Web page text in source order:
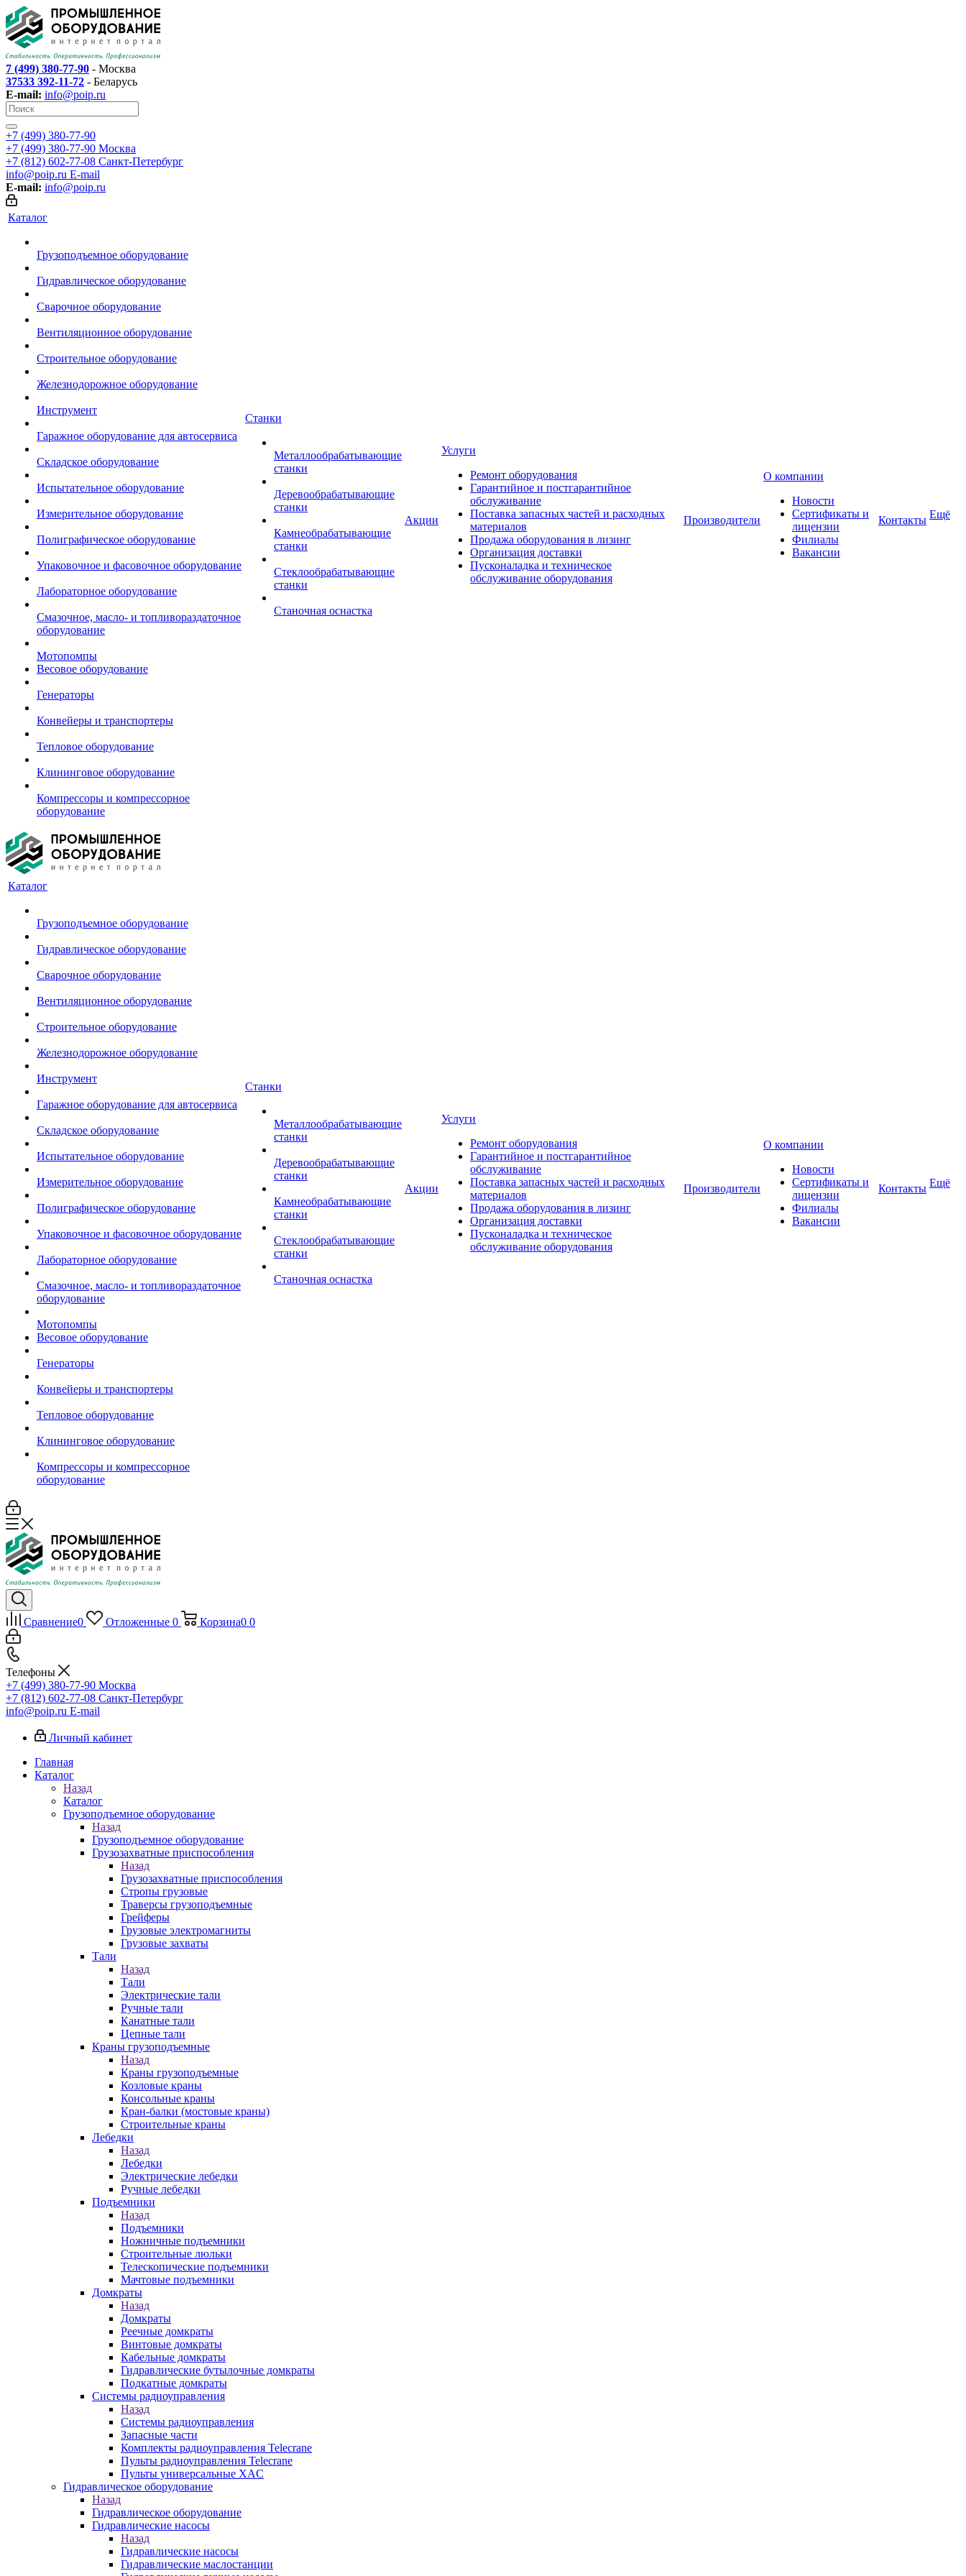
7 (499) 380-77-90 - Москва
37533 392-11-72 - Беларусь
E-mail: info@poip.ru
+7 (499) 380-77-90
+7 (499) 380-77-90 Москва
+7 (812) 602-77-08 Санкт-Петербург
info@poip.ru E-mail
E-mail: info@poip.ru
Каталог
Грузоподъемное оборудование
Гидравлическое оборудование
Сварочное оборудование
Вентиляционное оборудование
Строительное оборудование
Железнодорожное оборудование
Инструмент
Гаражное оборудование для автосервиса
Складское оборудование
Испытательное оборудование
Измерительное оборудование
Полиграфическое оборудование
Упаковочное и фасовочное оборудование
Лабораторное оборудование
Смазочное, масло- и топливораздаточное
оборудование
Мотопомпы
Весовое оборудование
Генераторы
Конвейеры и транспортеры
Тепловое оборудование
Клининговое оборудование
Компрессоры и компрессорное
оборудование
Станки
Металлообрабатывающие
станки
Деревообрабатывающие
станки
Камнеобрабатывающие
станки
Стеклообрабатывающие
станки
Станочная оснастка
Акции
Услуги
Ремонт оборудования
Гарантийное и постгарантийное
обслуживание
Поставка запасных частей и расходных
материалов
Продажа оборудования в лизинг
Организация доставки
Пусконаладка и техническое
обслуживание оборудования
Производители
О компании
Новости
Сертификаты и
лицензии
Филиалы
Вакансии
Контакты Ещё
Каталог
Грузоподъемное оборудование
Гидравлическое оборудование
Сварочное оборудование
Вентиляционное оборудование
Строительное оборудование
Железнодорожное оборудование
Инструмент
Гаражное оборудование для автосервиса
Складское оборудование
Испытательное оборудование
Измерительное оборудование
Полиграфическое оборудование
Упаковочное и фасовочное оборудование
Лабораторное оборудование
Смазочное, масло- и топливораздаточное
оборудование
Мотопомпы
Весовое оборудование
Генераторы
Конвейеры и транспортеры
Тепловое оборудование
Клининговое оборудование
Компрессоры и компрессорное
оборудование
Станки
Металлообрабатывающие
станки
Деревообрабатывающие
станки
Камнеобрабатывающие
станки
Стеклообрабатывающие
станки
Станочная оснастка
Акции
Услуги
Ремонт оборудования
Гарантийное и постгарантийное
обслуживание
Поставка запасных частей и расходных
материалов
Продажа оборудования в лизинг
Организация доставки
Пусконаладка и техническое
обслуживание оборудования
Производители
О компании
Новости
Сертификаты и
лицензии
Филиалы
Вакансии
Контакты Ещё
Сравнение0 Отложенные 0 Корзина0 0
Телефоны
+7 (499) 380-77-90 Москва
+7 (812) 602-77-08 Санкт-Петербург
info@poip.ru E-mail
Личный кабинет
Главная
Каталог
Назад
Каталог
Грузоподъемное оборудование
Назад
Грузоподъемное оборудование
Грузозахватные приспособления
Назад
Грузозахватные приспособления
Стропы грузовые
Траверсы грузоподъемные
Грейферы
Грузовые электромагниты
Грузовые захваты
Тали
Назад
Тали
Электрические тали
Ручные тали
Канатные тали
Цепные тали
Краны грузоподъемные
Назад
Краны грузоподъемные
Козловые краны
Консольные краны
Кран-балки (мостовые краны)
Строительные краны
Лебедки
Назад
Лебедки
Электрические лебедки
Ручные лебедки
Подъемники
Назад
Подъемники
Ножничные подъемники
Строительные люльки
Телескопические подъемники
Мачтовые подъемники
Домкраты
Назад
Домкраты
Реечные домкраты
Винтовые домкраты
Кабельные домкраты
Гидравлические бутылочные домкраты
Подкатные домкраты
Системы радиоуправления
Назад
Системы радиоуправления
Запасные части
Комплекты радиоуправления Telecrane
Пульты радиоуправления Telecrane
Пульты универсальные XAC
Гидравлическое оборудование
Назад
Гидравлическое оборудование
Гидравлические насосы
Назад
Гидравлические насосы
Гидравлические маслостанции